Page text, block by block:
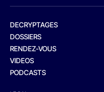
DECRYPTAGES
DOSSIERS
RENDEZ-VOUS
VIDEOS
PODCASTS